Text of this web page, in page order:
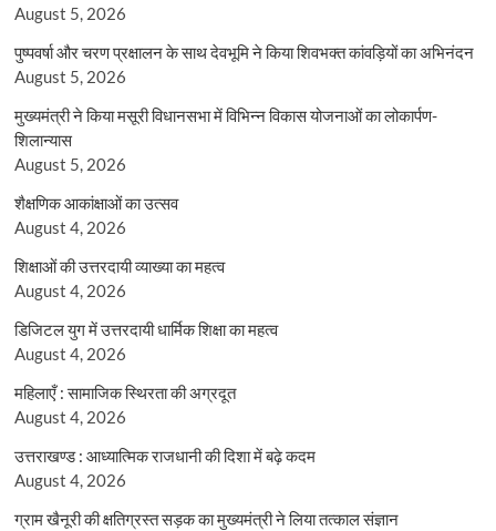
August 5, 2026
पुष्पवर्षा और चरण प्रक्षालन के साथ देवभूमि ने किया शिवभक्त कांवड़ियों का अभिनंदन
August 5, 2026
मुख्यमंत्री ने किया मसूरी विधानसभा में विभिन्न विकास योजनाओं का लोकार्पण-
शिलान्यास
August 5, 2026
शैक्षणिक आकांक्षाओं का उत्सव
August 4, 2026
शिक्षाओं की उत्तरदायी व्याख्या का महत्व
August 4, 2026
डिजिटल युग में उत्तरदायी धार्मिक शिक्षा का महत्व
August 4, 2026
महिलाएँ : सामाजिक स्थिरता की अग्रदूत
August 4, 2026
उत्तराखण्ड : आध्यात्मिक राजधानी की दिशा में बढ़े कदम
August 4, 2026
ग्राम खैनूरी की क्षतिग्रस्त सड़क का मुख्यमंत्री ने लिया तत्काल संज्ञान